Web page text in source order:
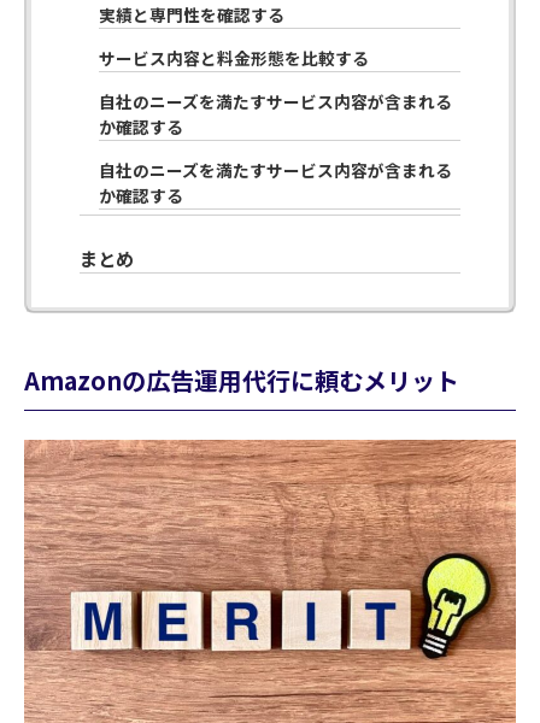
実績と専門性を確認する
サービス内容と料金形態を比較する
自社のニーズを満たすサービス内容が含まれる
か確認する
自社のニーズを満たすサービス内容が含まれる
か確認する
まとめ
Amazonの広告運用代行に頼むメリット